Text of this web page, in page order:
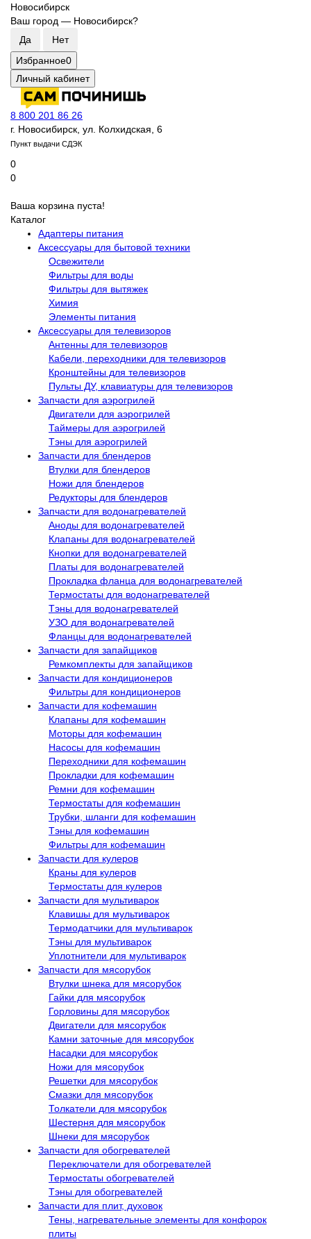
Новосибирск
Ваш город — Новосибирск?
Избранное0
Личный кабинет
8 800 201 86 26
г. Новосибирск, ул. Колхидская, 6
Пункт выдачи СДЭК
0
0
Ваша корзина пуста!
Каталог
Адаптеры питания
Аксессуары для бытовой техники
Освежители
Фильтры для воды
Фильтры для вытяжек
Химия
Элементы питания
Аксессуары для телевизоров
Антенны для телевизоров
Кабели, переходники для телевизоров
Кронштейны для телевизоров
Пульты ДУ, клавиатуры для телевизоров
Запчасти для аэрогрилей
Двигатели для аэрогрилей
Таймеры для аэрогрилей
Тэны для аэрогрилей
Запчасти для блендеров
Втулки для блендеров
Ножи для блендеров
Редукторы для блендеров
Запчасти для водонагревателей
Аноды для водонагревателей
Клапаны для водонагревателей
Кнопки для водонагревателей
Платы для водонагревателей
Прокладка фланца для водонагревателей
Термостаты для водонагревателей
Тэны для водонагревателей
УЗО для водонагревателей
Фланцы для водонагревателей
Запчасти для запайщиков
Ремкомплекты для запайщиков
Запчасти для кондиционеров
Фильтры для кондиционеров
Запчасти для кофемашин
Клапаны для кофемашин
Моторы для кофемашин
Насосы для кофемашин
Переходники для кофемашин
Прокладки для кофемашин
Ремни для кофемашин
Термостаты для кофемашин
Трубки, шланги для кофемашин
Тэны для кофемашин
Фильтры для кофемашин
Запчасти для кулеров
Краны для кулеров
Термостаты для кулеров
Запчасти для мультиварок
Клавишы для мультиварок
Термодатчики для мультиварок
Тэны для мультиварок
Уплотнители для мультиварок
Запчасти для мясорубок
Втулки шнека для мясорубок
Гайки для мясорубок
Горловины для мясорубок
Двигатели для мясорубок
Камни заточные для мясорубок
Насадки для мясорубок
Ножи для мясорубок
Решетки для мясорубок
Смазки для мясорубок
Толкатели для мясорубок
Шестерня для мясорубок
Шнеки для мясорубок
Запчасти для обогревателей
Переключатели для обогревателей
Термостаты обогревателей
Тэны для обогревателей
Запчасти для плит, духовок
Тены, нагревательные элементы для конфорок
плиты